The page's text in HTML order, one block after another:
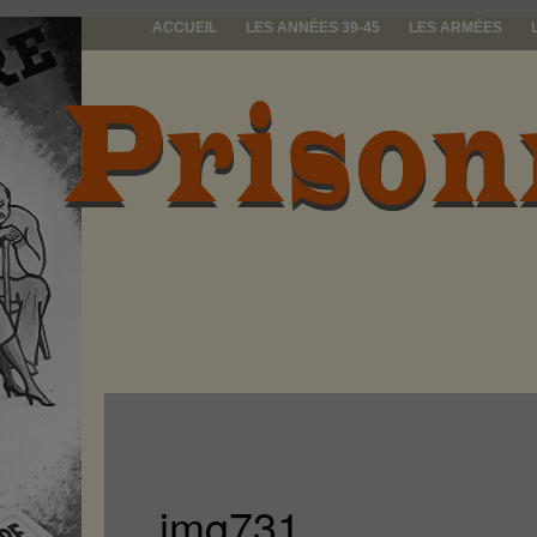
ACCUEIL LES ANNÉES 39-45 LES ARMÉES
prisonniers